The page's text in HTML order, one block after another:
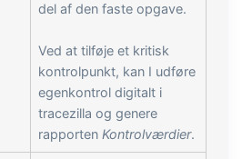
del af den faste opgave.
Ved at tilføje et kritisk
kontrolpunkt, kan I udføre
egenkontrol digitalt i
tracezilla og genere
rapporten Kontrolværdier.